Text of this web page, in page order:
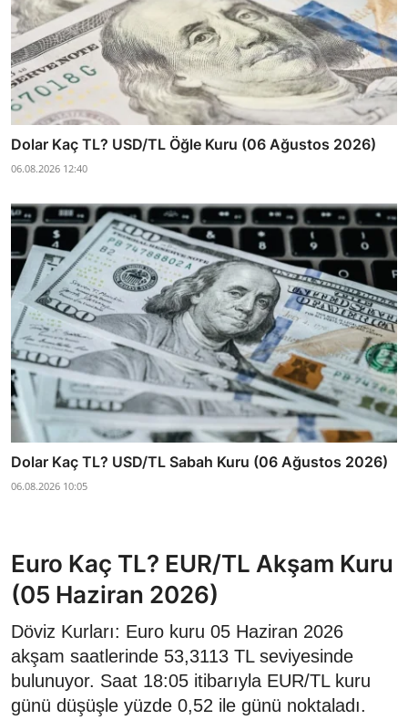
Dolar Kaç TL? USD/TL Öğle Kuru (06 Ağustos 2026)
06.08.2026 12:40
Dolar Kaç TL? USD/TL Sabah Kuru (06 Ağustos 2026)
06.08.2026 10:05
Euro Kaç TL? EUR/TL Akşam Kuru
(05 Haziran 2026)
Döviz Kurları: Euro kuru 05 Haziran 2026
akşam saatlerinde 53,3113 TL seviyesinde
bulunuyor. Saat 18:05 itibarıyla EUR/TL kuru
günü düşüşle yüzde 0,52 ile günü noktaladı.